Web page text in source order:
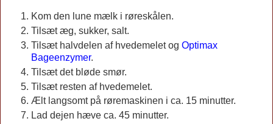
Kom den lune mælk i røreskålen.
Tilsæt æg, sukker, salt.
Tilsæt halvdelen af hvedemelet og Optimax
Bageenzymer.
Tilsæt det bløde smør.
Tilsæt resten af hvedemelet.
Ælt langsomt på røremaskinen i ca. 15 minutter.
Lad dejen hæve ca. 45 minutter.